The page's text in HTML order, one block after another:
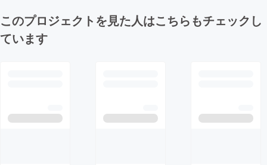
このプロジェクトを見た人はこちらもチェックし
ています